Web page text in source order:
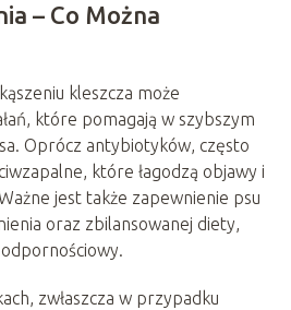
– Co Można
kleszcza może
które pomagają w szybszym
Oprócz antybiotyków, często
które łagodzą objawy i
jest także zapewnienie psu
oraz zbilansowanej diety,
zwłaszcza w przypadku